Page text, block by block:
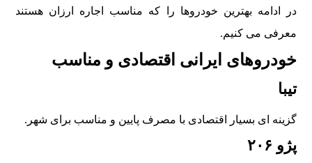
در ادامه بهترین خودروها را که مناسب اجاره ارزان هستند
معرفی می کنیم.
خودروهای ایرانی اقتصادی و مناسب
تیبا
گزینه ای بسیار اقتصادی با مصرف پایین و مناسب برای شهر.
پژو ۲۰۶